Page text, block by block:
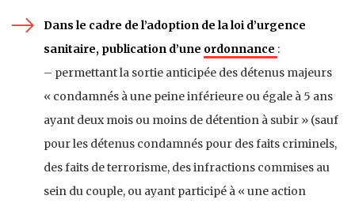
Dans le cadre de l’adoption de la loi d’urgence
sanitaire, publication d’une ordonnance :
– permettant la sortie anticipée des détenus majeurs
« condamnés à une peine inférieure ou égale à 5 ans
ayant deux mois ou moins de détention à subir » (sauf
pour les détenus condamnés pour des faits criminels,
des faits de terrorisme, des infractions commises au
sein du couple, ou ayant participé à « une action